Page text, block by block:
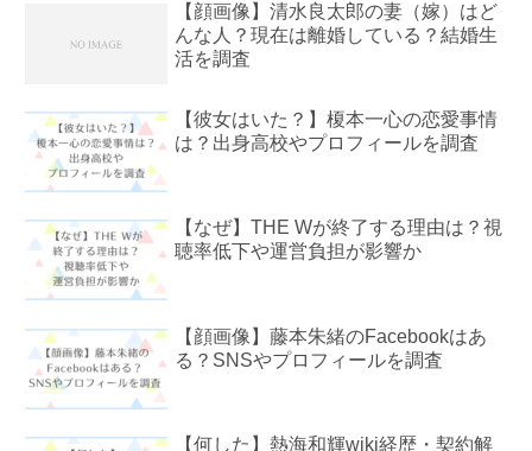
【顔画像】清水良太郎の妻（嫁）はど
んな人？現在は離婚している？結婚生
活を調査
【彼女はいた？】榎本一心の恋愛事情
は？出身高校やプロフィールを調査
【なぜ】THE Wが終了する理由は？視
聴率低下や運営負担が影響か
【顔画像】藤本朱緒のFacebookはあ
る？SNSやプロフィールを調査
【何した】熱海和輝wiki経歴・契約解